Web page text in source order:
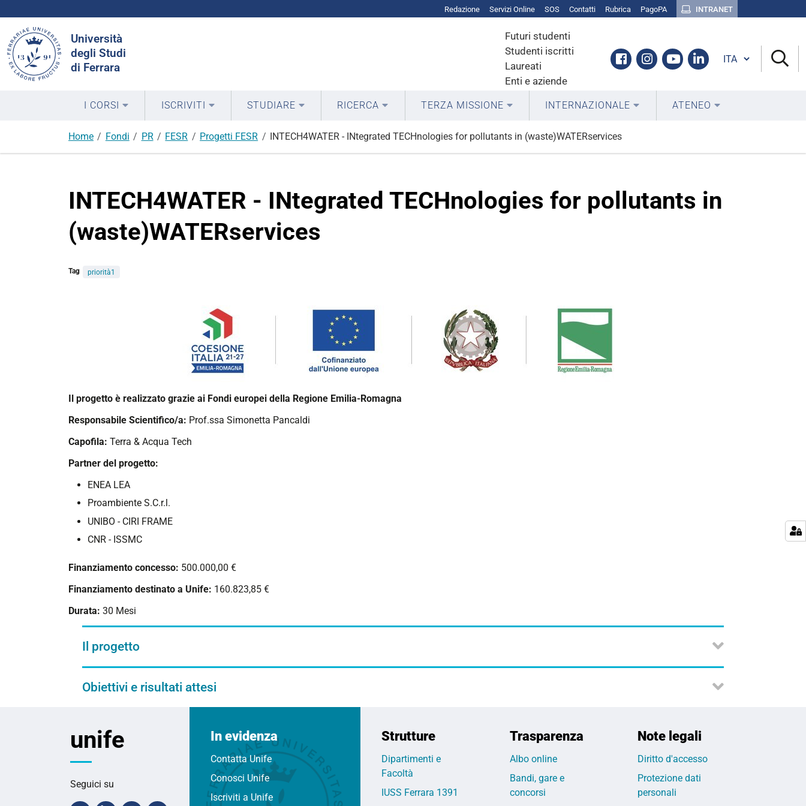
Redazione Servizi Online SOS Contatti Rubrica PagoPA INTRANET
Università
degli Studi
di Ferrara
Futuri studenti
Studenti iscritti
Laureati
Enti e aziende
Facebook
Instagram
YoutubeLinkedin
nel
sito
Cambia lingua
I CORSI ISCRIVITI STUDIARE RICERCA TERZA MISSIONE INTERNAZIONALE ATENEO
Home Fondi PR FESR Progetti FESR INTECH4WATER - INtegrated TECHnologies for pollutants in (waste)WATERservices
INTECH4WATER - INtegrated TECHnologies for pollutants in
(waste)WATERservices
Tag priorità1
Il progetto è realizzato grazie ai Fondi europei della Regione Emilia-Romagna
Responsabile Scientifico/a: Prof.ssa Simonetta Pancaldi
Capofila: Terra & Acqua Tech
Partner del progetto:
ENEA LEA
Proambiente S.C.r.l.
UNIBO - CIRI FRAME
CNR - ISSMC
Finanziamento concesso: 500.000,00 €
Finanziamento destinato a Unife: 160.823,85 €
Durata: 30 Mesi
Il progetto
Obiettivi e risultati attesi
unife
Seguici su
In evidenza
Contatta Unife
Conosci Unife
Iscriviti a Unife
Strutture
Dipartimenti e
Facoltà
IUSS Ferrara 1391
Trasparenza
Albo online
Bandi, gare e
concorsi
Note legali
Diritto d'accesso
Protezione dati
personali